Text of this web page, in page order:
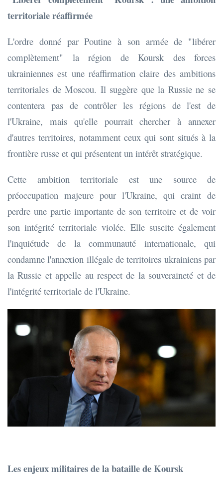
territoriale réaffirmée
L'ordre donné par Poutine à son armée de "libérer
complètement" la région de Koursk des forces
ukrainiennes est une réaffirmation claire des ambitions
territoriales de Moscou. Il suggère que la Russie ne se
contentera pas de contrôler les régions de l'est de
l'Ukraine, mais qu'elle pourrait chercher à annexer
d'autres territoires, notamment ceux qui sont situés à la
frontière russe et qui présentent un intérêt stratégique.
Cette ambition territoriale est une source de
préoccupation majeure pour l'Ukraine, qui craint de
perdre une partie importante de son territoire et de voir
son intégrité territoriale violée. Elle suscite également
l'inquiétude de la communauté internationale, qui
condamne l'annexion illégale de territoires ukrainiens par
la Russie et appelle au respect de la souveraineté et de
l'intégrité territoriale de l'Ukraine.
Les enjeux militaires de la bataille de Koursk